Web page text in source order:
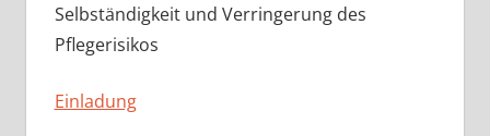
Selbständigkeit und Verringerung des
Pflegerisikos
Einladung